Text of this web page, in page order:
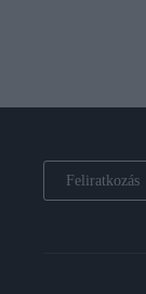
Feliratkozás